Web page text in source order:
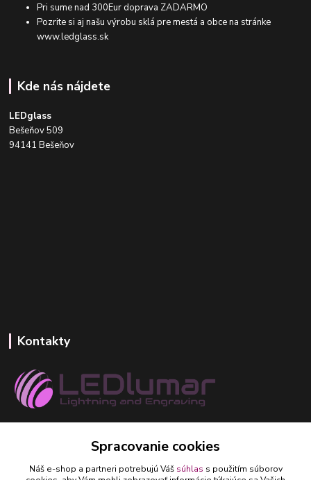
Pri sume nad 300Eur doprava ZADARMO
Pozrite si aj našu výrobu sklá pre mestá a obce na stránke
www.ledglass.sk
Kde nás nájdete
LEDglass
Bešeňov 509
94141 Bešeňov
Kontakty
ledlumar@ledlumar.sk
Spracovanie cookies
Náš e-shop a partneri potrebujú Váš súhlas s použitím súborov